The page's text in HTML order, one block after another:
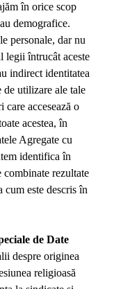
în orice scop
demografice.
personale, dar nu
legii întrucât aceste
indirect identitatea
de utilizare ale tale
accesează o
acestea, în
Agregate cu
identifica în
rezultate
cum este descris în
de Date
despre originea
religioasă